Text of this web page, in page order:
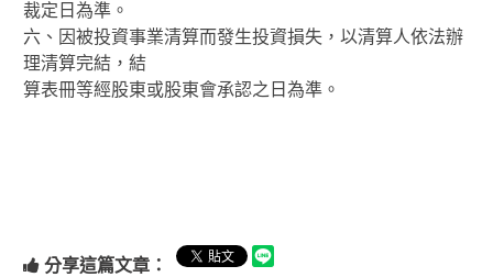
裁定日為準。
六、因被投資事業清算而發生投資損失，以清算人依法辦
理清算完結，結
算表冊等經股東或股東會承認之日為準。
分享這篇文章：